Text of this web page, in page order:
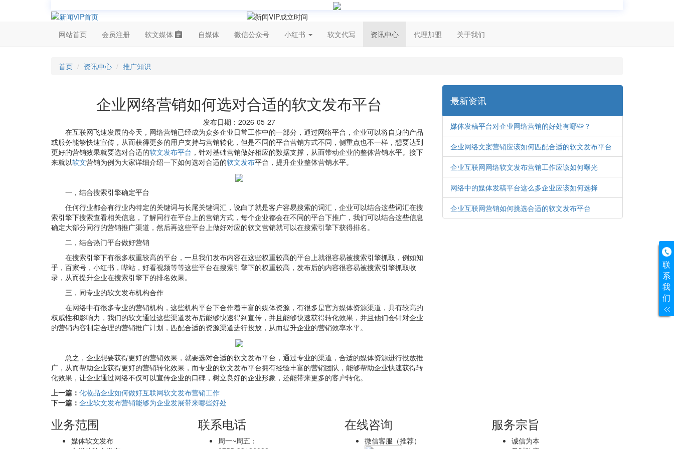
网站首页 会员注册 软文媒体 自媒体 微信公众号 小红书 软文代写 资讯中心 代理加盟 关于我们
首页 资讯中心 推广知识
企业网络营销如何选对合适的软文发布平台
发布日期：2026-05-27
在互联网飞速发展的今天，网络营销已经成为众多企业日常工作中的一部分，通过网络平台，企业可以将自身的产品
或服务能够快速宣传，从而获得更多的用户支持与营销转化，但是不同的平台营销方式不同，侧重点也不一样，想要达到
更好的营销效果就要选对合适的软文发布平台 ，针对基础营销做好相应的数据支撑，从而带动企业的整体营销水平。接下
来就以软文营销为例为大家详细介绍一下如何选对合适的软文发布平台，提升企业整体营销水平。
一，结合搜索引擎确定平台
任何行业都会有行业内特定的关键词与长尾关键词汇，说白了就是客户容易搜索的词汇，企业可以结合这些词汇在搜
索引擎下搜索查看相关信息，了解同行在平台上的营销方式，每个企业都会在不同的平台下推广，我们可以结合这些信息
确定大部分同行的营销推广渠道，然后再这些平台上做好对应的软文营销就可以在搜索引擎下获得排名。
二，结合热门平台做好营销
在搜索引擎下有很多权重较高的平台，一旦我们发布内容在这些权重较高的平台上就很容易被搜索引擎抓取，例如知
乎，百家号，小红书，哔站，好看视频等等这些平台在搜索引擎下的权重较高，发布后的内容很容易被搜索引擎抓取收
录，从而提升企业在搜索引擎下的排名效果。
三，同专业的软文发布机构合作
在网络中有很多专业的营销机构，这些机构平台下合作着丰富的媒体资源，有很多是官方媒体资源渠道，具有较高的
权威性和影响力，我们的软文通过这些渠道发布后能够快速得到宣传，并且能够快速获得转化效果，并且他们会针对企业
的营销内容制定合理的营销推广计划，匹配合适的资源渠道进行投放，从而提升企业的营销效率水平。
总之，企业想要获得更好的营销效果，就要选对合适的软文发布平台，通过专业的渠道，合适的媒体资源进行投放推
广，从而帮助企业获得更好的营销转化效果，而专业的软文发布平台拥有经验丰富的营销团队，能够帮助企业快速获得转
化效果，让企业通过网络不仅可以宣传企业的口碑，树立良好的企业形象，还能带来更多的客户转化。
上一篇： 化妆品企业如何做好互联网软文发布营销工作
下一篇： 企业软文发布营销能够为企业发展带来哪些好处
最新资讯
媒体发稿平台对企业网络营销的好处有哪些？
企业网络文案营销应该如何匹配合适的软文发布平台
企业互联网网络软文发布营销工作应该如何曝光
网络中的媒体发稿平台这么多企业应该如何选择
企业互联网营销如何挑选合适的软文发布平台
业务范围
媒体软文发布
联系电话
周一~周五：
在线咨询
微信客服（推荐）
服务宗旨
诚信为本
联
系
我
们